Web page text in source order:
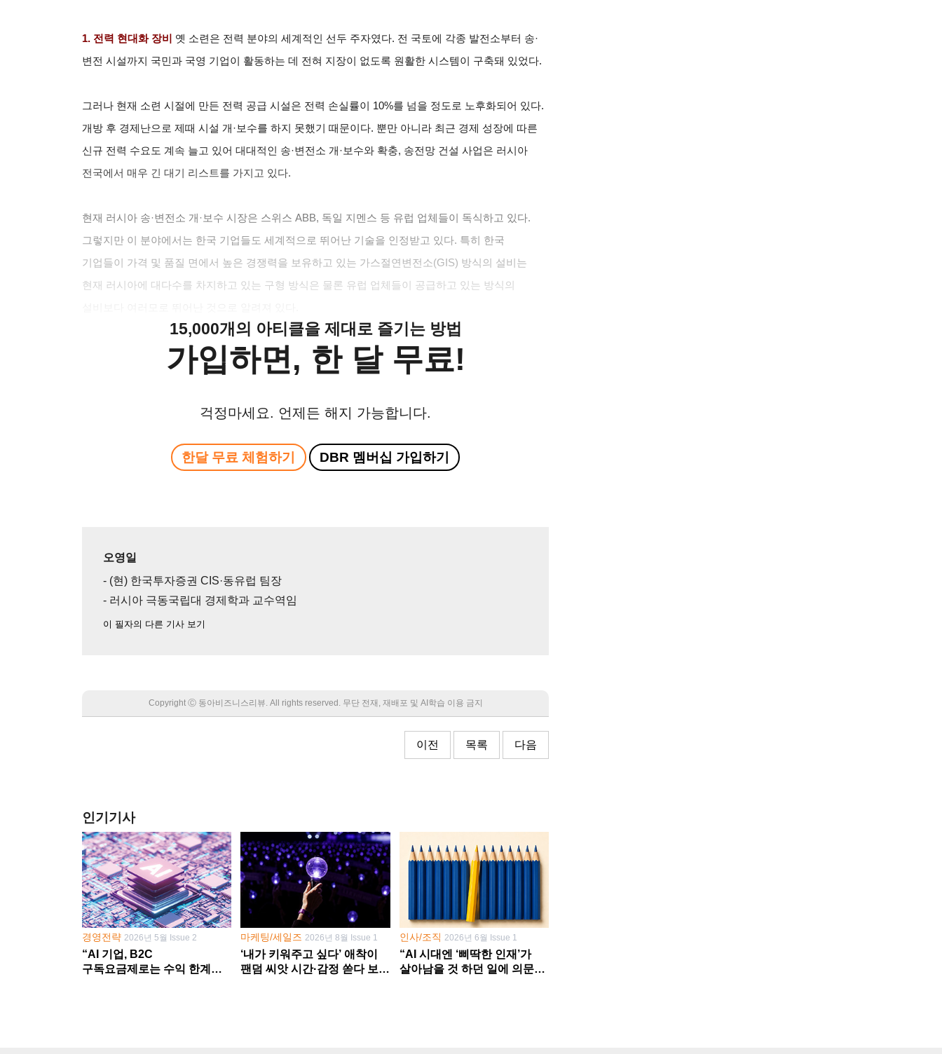
1. 전력 현대화 장비 옛 소련은 전력 분야의 세계적인 선두 주자였다. 전 국토에 각종 발전소부터 송·
변전 시설까지 국민과 국영 기업이 활동하는 데 전혀 지장이 없도록 원활한 시스템이 구축돼 있었다.
그러나 현재 소련 시절에 만든 전력 공급 시설은 전력 손실률이 10%를 넘을 정도로 노후화되어 있다.
개방 후 경제난으로 제때 시설 개·보수를 하지 못했기 때문이다. 뿐만 아니라 최근 경제 성장에 따른
신규 전력 수요도 계속 늘고 있어 대대적인 송·변전소 개·보수와 확충, 송전망 건설 사업은 러시아
전국에서 매우 긴 대기 리스트를 가지고 있다.
현재 러시아 송·변전소 개·보수 시장은 스위스 ABB, 독일 지멘스 등 유럽 업체들이 독식하고 있다.
그렇지만 이 분야에서는 한국 기업들도 세계적으로 뛰어난 기술을 인정받고 있다. 특히 한국
기업들이 가격 및 품질 면에서 높은 경쟁력을 보유하고 있는 가스절연변전소(GIS) 방식의 설비는
현재 러시아에 대다수를 차지하고 있는 구형 방식은 물론 유럽 업체들이 공급하고 있는 방식의
15,000개의 아티클을 제대로 즐기는 방법
가입하면, 한 달 무료!
걱정마세요. 언제든 해지 가능합니다.
한달 무료 체험하기 DBR 멤버십 가입하기
오영일
- (현) 한국투자증권 CIS·동유럽 팀장
- 러시아 극동국립대 경제학과 교수역임
이 필자의 다른 기사 보기
Copyright Ⓒ 동아비즈니스리뷰. All rights reserved. 무단 전재, 재배포 및 AI학습 이용 금지
이전 목록 다음
인기기사
경영전략 2026년 5월 Issue 2
“AI 기업, B2C
구독요금제로는 수익 한계
마케팅/세일즈 2026년 8월 Issue 1
‘내가 키워주고 싶다’ 애착이
팬덤 씨앗 시간·감정 쏟다 보면
인사/조직 2026년 6월 Issue 1
“AI 시대엔 ‘삐딱한 인재’가
살아남을 것 하던 일에 의문